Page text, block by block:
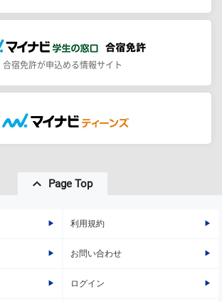
合宿免許が申込める情報サイト
Page Top
利用規約
お問い合わせ
ログイン